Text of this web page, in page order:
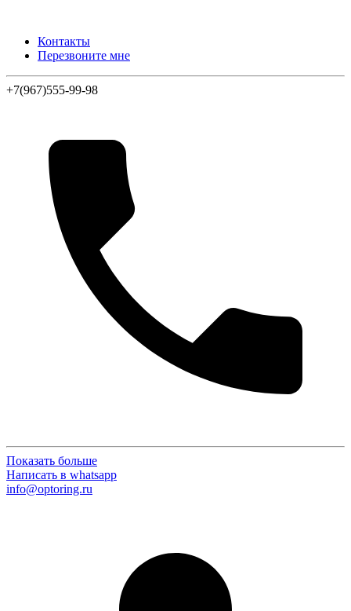
Контакты
Перезвоните мне
+7(967)555-99-98
Показать больше
Написать в whatsapp
info@optoring.ru